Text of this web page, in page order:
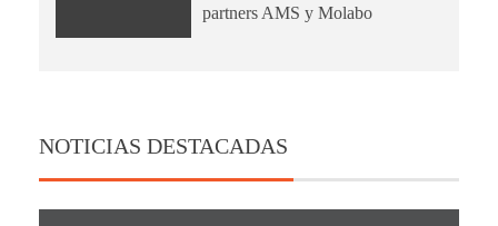
partners AMS y Molabo
NOTICIAS DESTACADAS